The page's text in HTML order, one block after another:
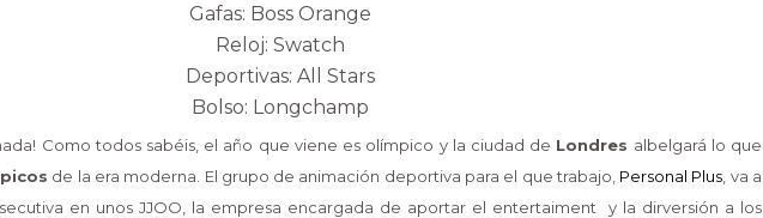
Gafas: Boss Orange
Reloj: Swatch
Deportivas: All Stars
Bolso: Longchamp
Como todos sabéis, el año que viene es olímpico y la ciudad de Londres albelgará lo que
de la era moderna. El grupo de animación deportiva para el que trabajo, Personal Plus , va a
en unos JJOO, la empresa encargada de aportar el entertaiment y la dirversión a los